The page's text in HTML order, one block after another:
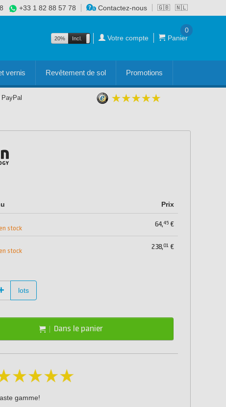
🇬🇧 🇳🇱
+33 1 82 88 57 78 Contactez-nous
20% Incl. Excl. Votre compte Panier
0
vernis Revêtement de sol Promotions
Prix
stock
64,45 €
stock
238,01 €
lots
Dans le panier
gamme!